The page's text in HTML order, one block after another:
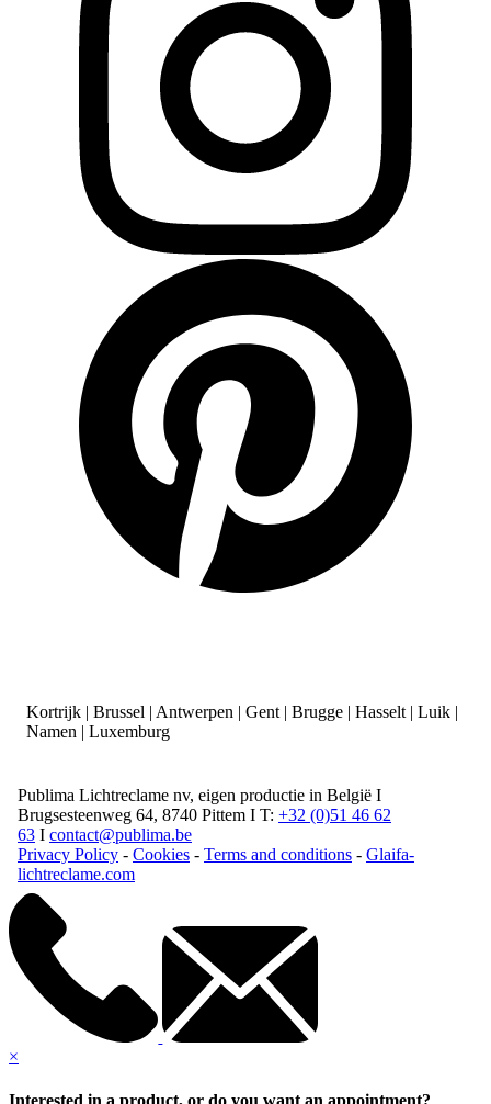
Kortrijk | Brussel | Antwerpen | Gent | Brugge | Hasselt | Luik |
Namen | Luxemburg
Publima Lichtreclame nv, eigen productie in België I
Brugsesteenweg 64, 8740 Pittem I T: +32 (0)51 46 62
63 I contact@publima.be
Privacy Policy - Cookies - Terms and conditions - Glaifa-
lichtreclame.com
×
Interested in a product, or do you want an appointment?